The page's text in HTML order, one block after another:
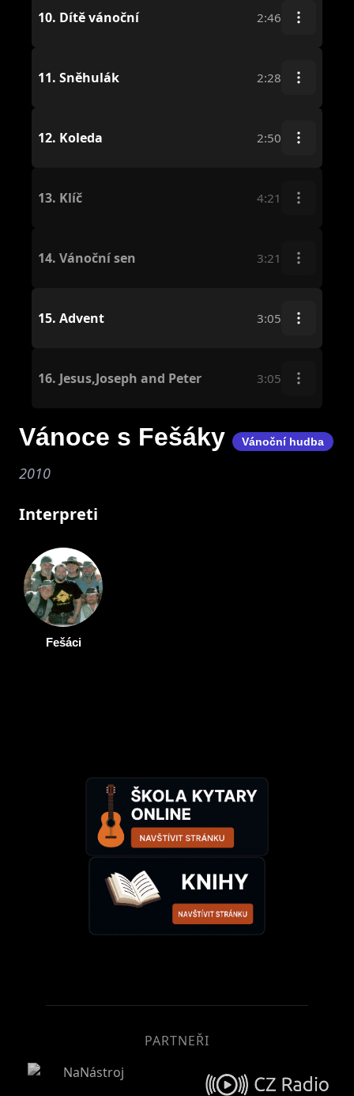
10. Dítě vánoční 2:46
11. Sněhulák 2:28
12. Koleda 2:50
13. Klíč 4:21
14. Vánoční sen 3:21
15. Advent 3:05
16. Jesus,Joseph and Peter 3:05
Vánoce s Fešáky Vánoční hudba
2010
Interpreti
Fešáci
PARTNEŘI